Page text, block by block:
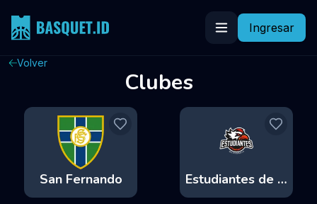
Ingresar
Volver
Clubes
San Fernando Estudiantes de Olavarría